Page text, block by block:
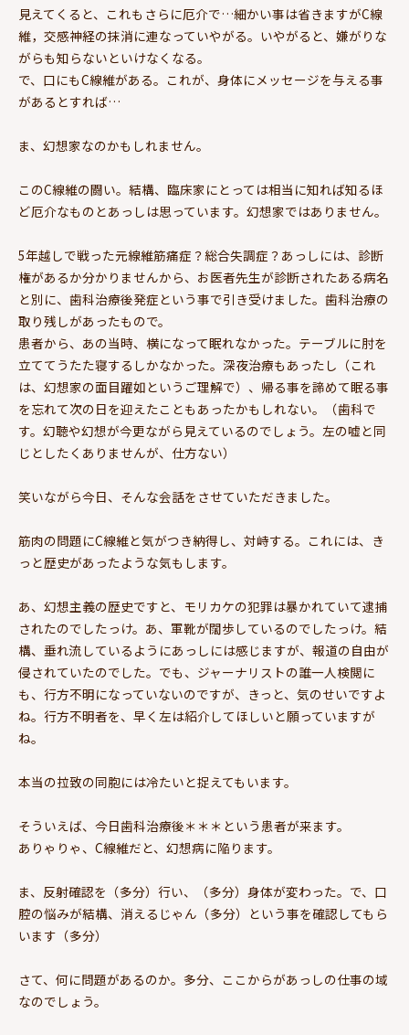
見えてくると、これもさらに厄介で…細かい事は省きますがC線
維，交感神経の抹消に連なっていやがる。いやがると、嫌がりな
がらも知らないといけなくなる。
で、口にもC線維がある。これが、身体にメッセージを与える事
があるとすれば…
ま、幻想家なのかもしれません。
このC線維の闘い。結構、臨床家にとっては相当に知れば知るほ
ど厄介なものとあっしは思っています。幻想家ではありません。
5年越しで戦った元線維筋痛症？総合失調症？あっしには、診断
権があるか分かりませんから、お医者先生が診断されたある病名
と別に、歯科治療後発症という事で引き受けました。歯科治療の
取り残しがあったもので。
患者から、あの当時、横になって眠れなかった。テーブルに肘を
立ててうたた寝するしかなかった。深夜治療もあったし（これ
は、幻想家の面目躍如というご理解で）、帰る事を諦めて眠る事
を忘れて次の日を迎えたこともあったかもしれない。（歯科で
す。幻聴や幻想が今更ながら見えているのでしょう。左の嘘と同
じとしたくありませんが、仕方ない）
笑いながら今日、そんな会話をさせていただきました。
筋肉の問題にC線維と気がつき納得し、対峙する。これには、き
っと歴史があったような気もします。
あ、幻想主義の歴史ですと、モリカケの犯罪は暴かれていて逮捕
されたのでしたっけ。あ、軍靴が闊歩しているのでしたっけ。結
構、垂れ流しているようにあっしには感じますが、報道の自由が
侵されていたのでした。でも、ジャーナリストの誰一人検閲に
も、行方不明になっていないのですが、きっと、気のせいですよ
ね。行方不明者を、早く左は紹介してほしいと願っていますが
ね。
本当の拉致の同胞には冷たいと捉えてもいます。
そういえば、今日歯科治療後＊＊＊という患者が来ます。
ありゃりゃ、C線維だと、幻想病に陥ります。
ま、反射確認を（多分）行い、（多分）身体が変わった。で、口
腔の悩みが結構、消えるじゃん（多分）という事を確認してもら
います（多分）
さて、何に問題があるのか。多分、ここからがあっしの仕事の域
なのでしょう。